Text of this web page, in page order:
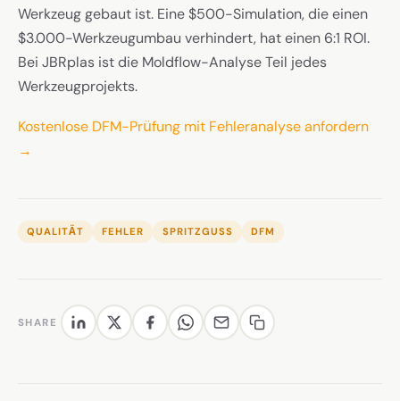
Werkzeug gebaut ist. Eine $500-Simulation, die einen
$3.000-Werkzeugumbau verhindert, hat einen 6:1 ROI.
Bei JBRplas ist die Moldflow-Analyse Teil jedes
Werkzeugprojekts.
Kostenlose DFM-Prüfung mit Fehleranalyse anfordern
→
QUALITÄT FEHLER SPRITZGUSS DFM
SHARE